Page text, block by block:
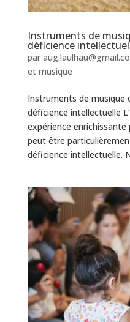
Instruments de
déficience
par
et musique
Instruments de musique
déficience intellectuelle
expérience
peut être
déficience intellectuelle.